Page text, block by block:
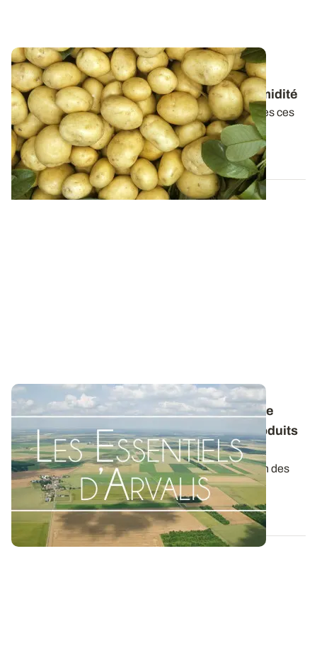
Pommes de terre de fécule : débâcher et
ventiler les tas pour évacuer l'excès d’humidité
La persistance prolongée de températures négatives ces
dernières semaines a montré tout l...
05 JANV. 2011
Conservation des pommes de terre : quelle
stratégie envisager avec les différents produits
antigerminatifs ?
La gamme de produits pour contrôler la germination des
tubercules au stockage s’est...
04 NOV. 2025